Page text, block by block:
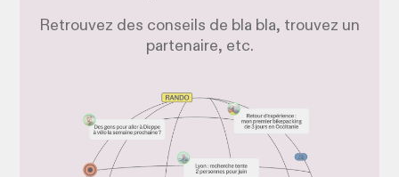
Retrouvez des conseils de bla bla, trouvez un
partenaire, etc.